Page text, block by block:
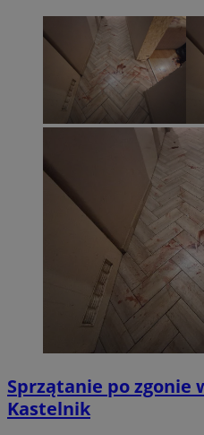
Sprzątanie po zgonie
Kastelnik